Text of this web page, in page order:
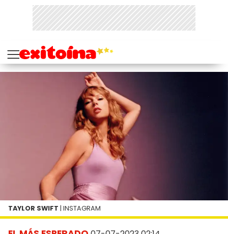
TAYLOR SWIFT | INSTAGRAM